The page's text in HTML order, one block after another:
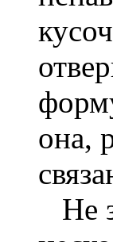
она,
Не